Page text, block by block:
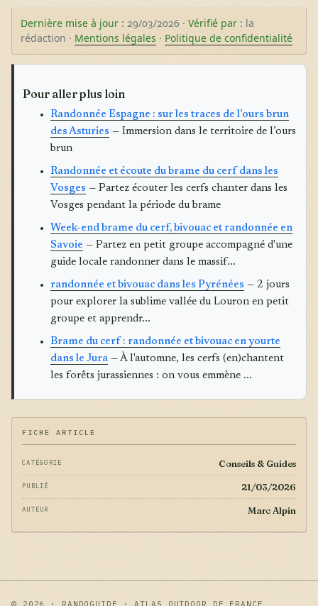
Dernière mise à jour : 29/03/2026 · Vérifié par : la
rédaction · Mentions légales · Politique de confidentialité
Pour aller plus loin
Randonnée Espagne : sur les traces de l’ours brun
des Asturies — Immersion dans le territoire de l’ours
brun
Randonnée et écoute du brame du cerf dans les
Vosges — Partez écouter les cerfs chanter dans les
Vosges pendant la période du brame
Week-end brame du cerf, bivouac et randonnée en
Savoie — Partez en petit groupe accompagné d'une
guide locale randonner dans le massif...
randonnée et bivouac dans les Pyrénées — 2 jours
pour explorer la sublime vallée du Louron en petit
groupe et apprendr...
Brame du cerf : randonnée et bivouac en yourte
dans le Jura — À l'automne, les cerfs (en)chantent
les forêts jurassiennes : on vous emmène ...
FICHE ARTICLE
CATÉGORIE Conseils & Guides
PUBLIÉ 21/03/2026
AUTEUR Marc Alpin
© 2026 · RANDOGUIDE · ATLAS OUTDOOR DE FRANCE